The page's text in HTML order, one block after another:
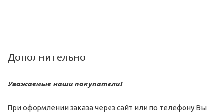
Дополнительно
Уважаемые наши покупатели!
При оформлении заказа через сайт или по телефону Вы